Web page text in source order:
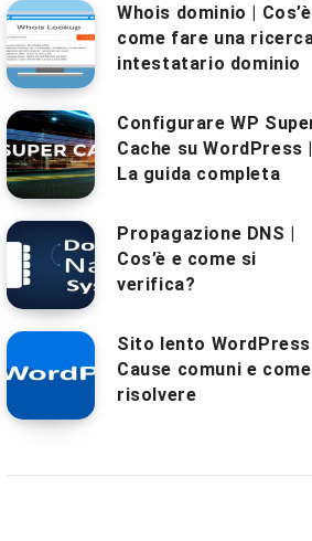
Whois dominio |
come fare una
intestatario dominio
Configurare WP
Cache su WordPress |
La guida completa
Propagazione DNS |
Cos’è e come si
verifica?
Sito lento
Cause comuni e come
risolvere